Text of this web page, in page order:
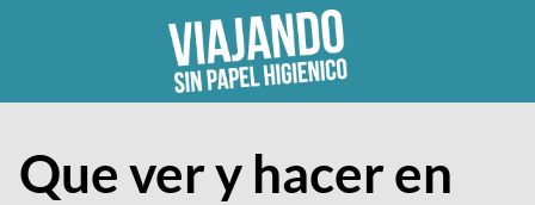
Que ver y hacer en